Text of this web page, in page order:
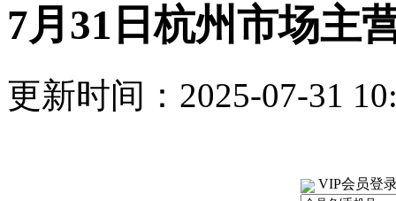
7月31日杭州市场主
更新时间：2025-07-31
VIP会员登